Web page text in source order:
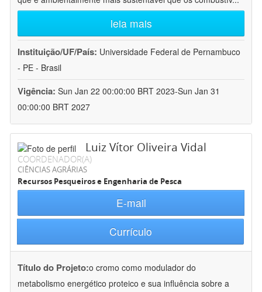
leia mais
Instituição/UF/País: Universidade Federal de Pernambuco
- PE - Brasil
Vigência: Sun Jan 22 00:00:00 BRT 2023-Sun Jan 31
00:00:00 BRT 2027
Luiz Vítor Oliveira Vidal
COORDENADOR(A)
CIÊNCIAS AGRÁRIAS
Recursos Pesqueiros e Engenharia de Pesca
E-mail
Currículo
Título do Projeto:o cromo como modulador do
metabolismo energético proteico e sua influência sobre a